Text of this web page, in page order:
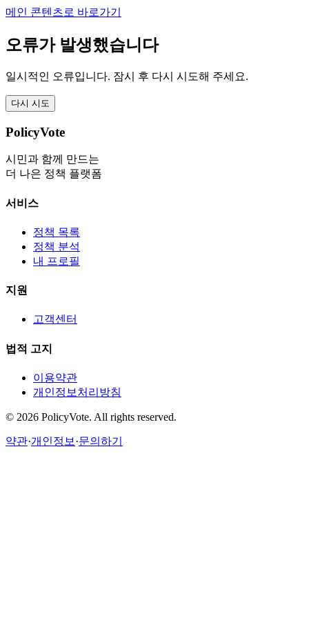
메인 콘텐츠로 바로가기
오류가 발생했습니다
일시적인 오류입니다. 잠시 후 다시 시도해 주세요.
다시 시도
PolicyVote
시민과 함께 만드는
더 나은 정책 플랫폼
서비스
정책 목록
정책 분석
내 프로필
지원
고객센터
법적 고지
이용약관
개인정보처리방침
© 2026 PolicyVote. All rights reserved.
약관·개인정보 ·문의하기